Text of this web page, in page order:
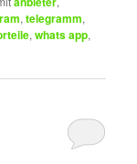
,telegramm,
,whats app,